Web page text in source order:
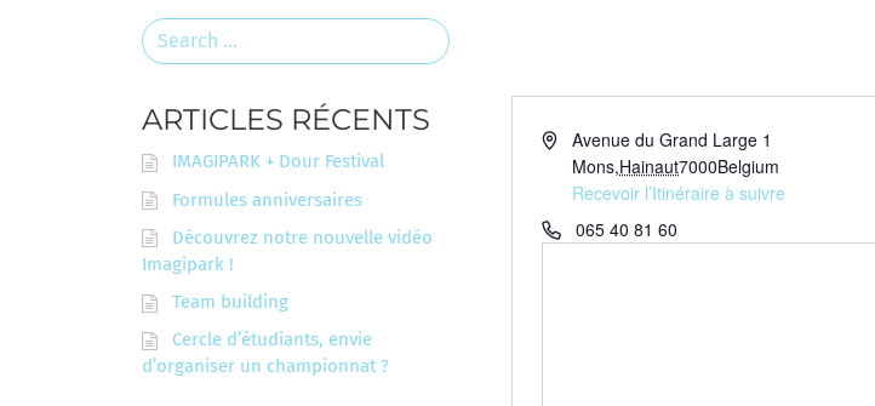
Search
ARTICLES RÉCENTS
IMAGIPARK + Dour Festival
Formules anniversaires
Découvrez notre nouvelle vidéo
Imagipark !
Team building
Cercle d’étudiants, envie
d’organiser un championnat ?
AdresseAvenue du Grand Large 1
Mons,Hainaut7000Belgium
Recevoir l’Itinéraire à suivre
Téléphone
065 40 81 60